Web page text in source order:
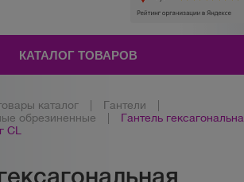
КАТАЛОГ ТОВАРОВ
каталог Гантели
обрезиненные
Гантель
CL